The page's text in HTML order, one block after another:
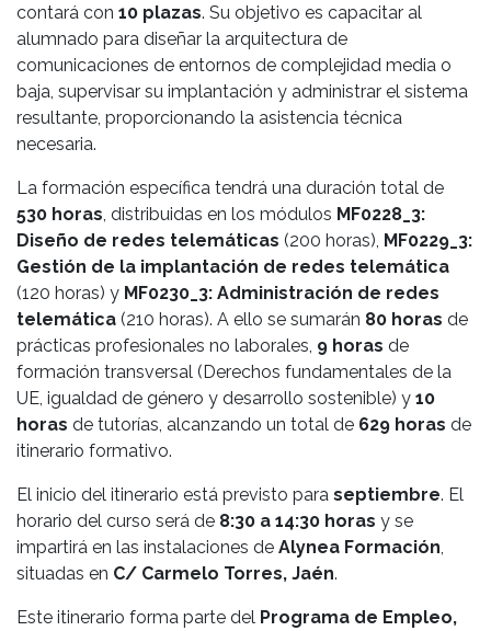
contará con 10 plazas. Su objetivo es capacitar al
alumnado para diseñar la arquitectura de
comunicaciones de entornos de complejidad media o
baja, supervisar su implantación y administrar el sistema
resultante, proporcionando la asistencia técnica
necesaria.
La formación específica tendrá una duración total de
530 horas , distribuidas en los módulos MF0228_3:
Diseño de redes telemáticas (200 horas), MF0229_3:
Gestión de la implantación de redes telemática
(120 horas) y MF0230_3: Administración de redes
telemática (210 horas). A ello se sumarán 80 horas de
prácticas profesionales no laborales, 9 horas de
formación transversal (Derechos fundamentales de la
UE, igualdad de género y desarrollo sostenible) y 10
horas de tutorías, alcanzando un total de 629 horas de
itinerario formativo.
El inicio del itinerario está previsto para septiembre. El
horario del curso será de 8:30 a 14:30 horas y se
impartirá en las instalaciones de Alynea Formación
situadas en C/ Carmelo Torres, Jaén.
Este itinerario forma parte del Programa de Empleo,